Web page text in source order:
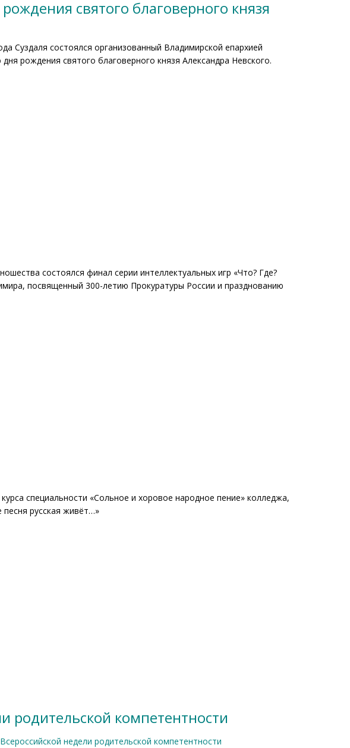
святого благоверного князя
Суздаля состоялся организованный Владимирской епархией
рождения святого благоверного князя Александра Невского.
состоялся финал серии интеллектуальных игр «Что? Где?
посвященный 300-летию Прокуратуры России и празднованию
специальности «Сольное и хоровое народное пение» колледжа,
песня русская живёт…»
компетентности
недели родительской компетентности